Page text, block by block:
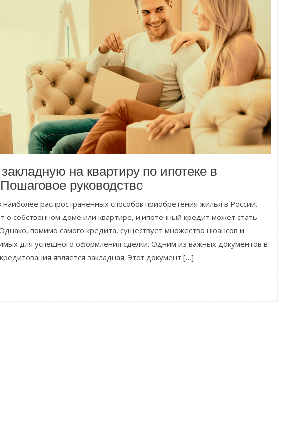
на квартиру по ипотеке в
руководство
наиболее распространённых способов приобретения жилья в России.
о собственном доме или квартире, и ипотечный кредит может стать
помимо самого кредита, существует множество нюансов и
для успешного оформления сделки. Одним из важных документов в
является закладная. Этот документ […]